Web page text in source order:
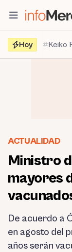
contenido
Hoy
Keiko
ACTUALIDAD
Ministro
mayores
De acuerdo a
en agosto del
años serán